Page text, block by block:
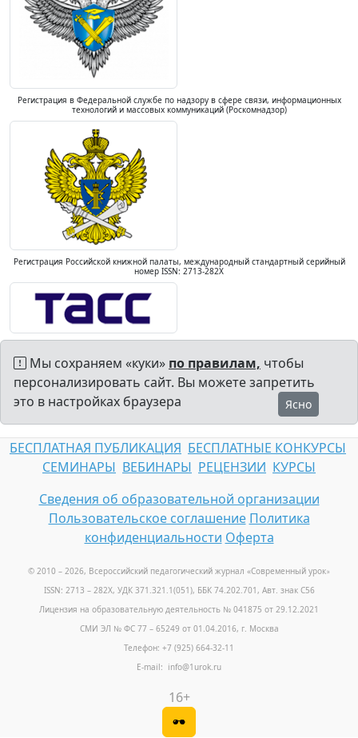
Регистрация в Федеральной службе по надзору в сфере связи, информационных
технологий и массовых коммуникаций (Роскомнадзор)
Регистрация Российской книжной палаты, международный стандартный серийный
номер ISSN: 2713-282X
Мы сохраняем «куки» по правилам, чтобы
персонализировать сайт. Вы можете запретить
это в настройках браузера
Ясно
БЕСПЛАТНАЯ ПУБЛИКАЦИЯ БЕСПЛАТНЫЕ КОНКУРСЫ
СЕМИНАРЫ ВЕБИНАРЫ РЕЦЕНЗИИ КУРСЫ
Сведения об образовательной организации
Пользовательское соглашение Политика
конфиденциальности Оферта
© 2010 – 2026, Всероссийский педагогический журнал «Современный урок»
ISSN: 2713 – 282X, УДК 371.321.1(051), ББК 74.202.701, Авт. знак С56
Лицензия на образовательную деятельность № 041875 от 29.12.2021
СМИ ЭЛ № ФС 77 – 65249 от 01.04.2016, г. Москва
Телефон: +7 (925) 664-32-11
E-mail: info@1urok.ru
16+